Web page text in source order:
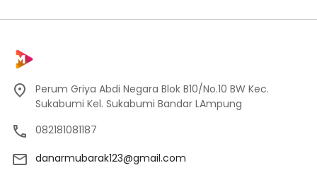
Perum Griya Abdi Negara Blok B10/No.10 BW Kec.
Sukabumi Kel. Sukabumi Bandar LAmpung
082181081187
danarmubarak123@gmail.com